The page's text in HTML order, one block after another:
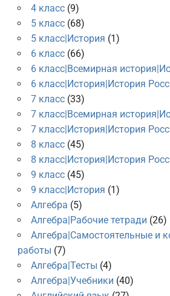
4 класс(9)
5 класс(68)
5 класс|История (1)
6 класс(66)
6 класс|Всемирная
6 класс|История|История
7 класс(33)
7 класс|Всемирная
7 класс|История|История
8 класс(45)
8 класс|История|История
9 класс(45)
9 класс|История (1)
Алгебра (5)
Алгебра|Рабочие тетради (26)
Алгебра|Самостоятельные и
работы (7)
Алгебра|Тесты (4)
Алгебра|Учебники (40)